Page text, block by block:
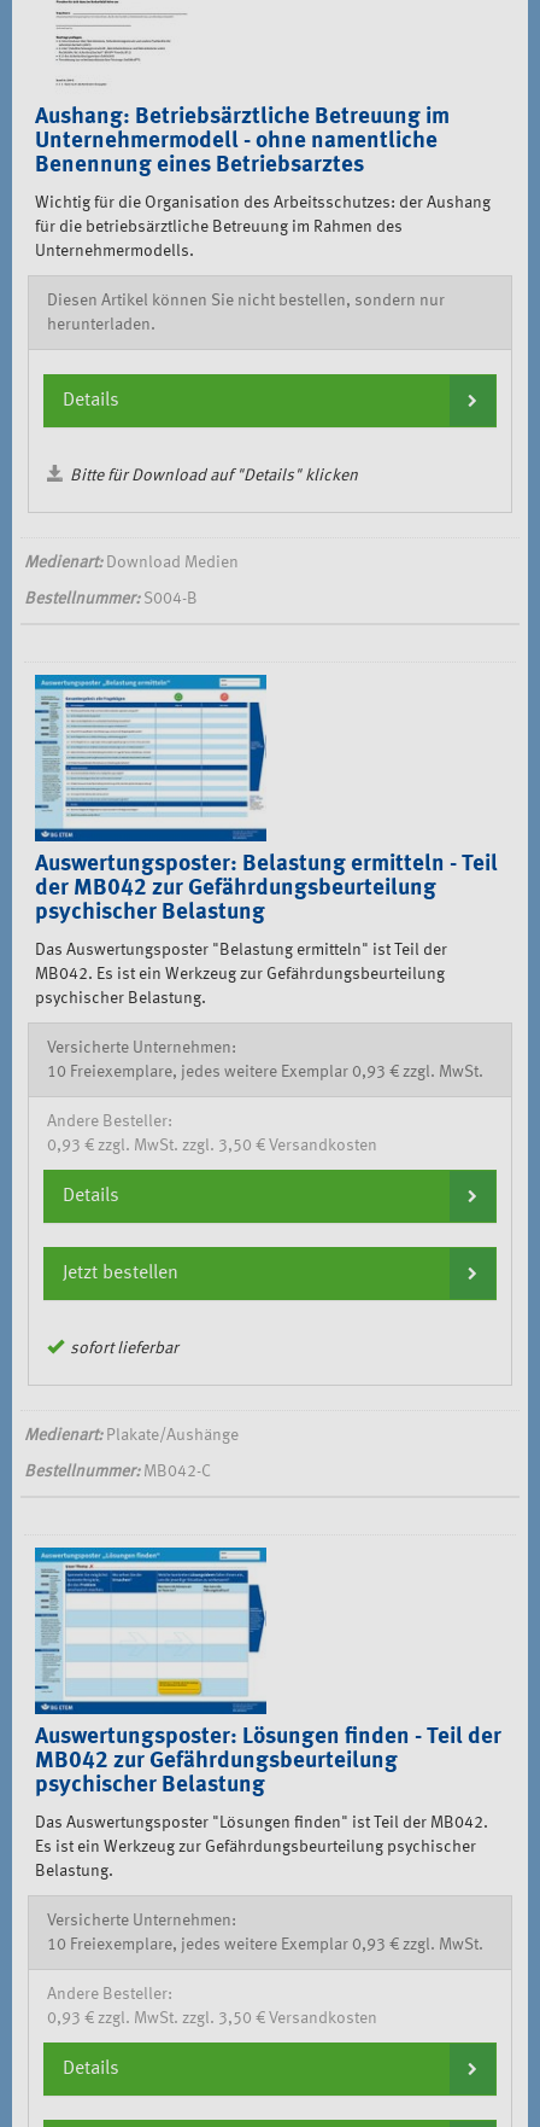
Aushang: Betriebsärztliche Betreuung im
Unternehmermodell - ohne namentliche
Benennung eines Betriebsarztes
Wichtig für die Organisation des Arbeitsschutzes: der Aushang
für die betriebsärztliche Betreuung im Rahmen des
Unternehmermodells.
Diesen Artikel können Sie nicht bestellen, sondern nur
herunterladen.
Details
Bitte für Download auf "Details" klicken
Medienart:Download Medien
Bestellnummer:S004-B
Auswertungsposter: Belastung ermitteln - Teil
der MB042 zur Gefährdungsbeurteilung
psychischer Belastung
Das Auswertungsposter "Belastung ermitteln" ist Teil der
MB042. Es ist ein Werkzeug zur Gefährdungsbeurteilung
psychischer Belastung.
Versicherte Unternehmen:
10 Freiexemplare, jedes weitere Exemplar 0,93 € zzgl. MwSt.
Andere Besteller:
0,93 € zzgl. MwSt. zzgl. 3,50 € Versandkosten
Details
Jetzt bestellen
sofort lieferbar
Medienart:Plakate/Aushänge
Bestellnummer:MB042-C
Auswertungsposter: Lösungen finden - Teil der
MB042 zur Gefährdungsbeurteilung
psychischer Belastung
Das Auswertungsposter "Lösungen finden" ist Teil der MB042.
Es ist ein Werkzeug zur Gefährdungsbeurteilung psychischer
Belastung.
Versicherte Unternehmen:
10 Freiexemplare, jedes weitere Exemplar 0,93 € zzgl. MwSt.
Andere Besteller:
0,93 € zzgl. MwSt. zzgl. 3,50 € Versandkosten
Details